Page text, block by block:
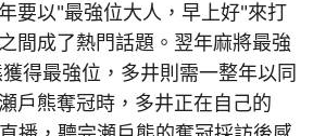
要以"最強位大人，早上好"來打
間成了熱門話題。翌年麻將最強
得最強位，多井則需一整年以同
戶熊奪冠時，多井正在自己的